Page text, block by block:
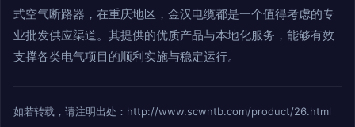
式空气断路器，在重庆地区，金汉电缆都是一个值得考虑的专
业批发供应渠道。其提供的优质产品与本地化服务，能够有效
支撑各类电气项目的顺利实施与稳定运行。
如若转载，请注明出处：http://www.scwntb.com/product/26.html